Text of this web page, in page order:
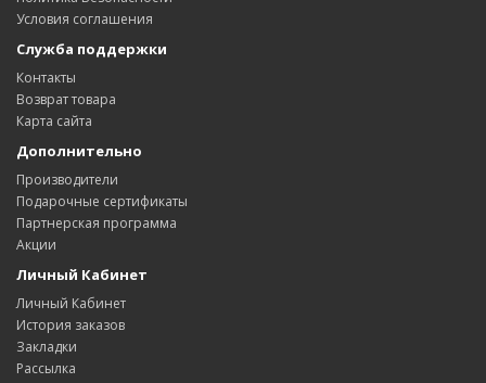
Условия соглашения
Служба поддержки
Контакты
Возврат товара
Карта сайта
Дополнительно
Производители
Подарочные сертификаты
Партнерская программа
Акции
Личный Кабинет
Личный Кабинет
История заказов
Закладки
Рассылка